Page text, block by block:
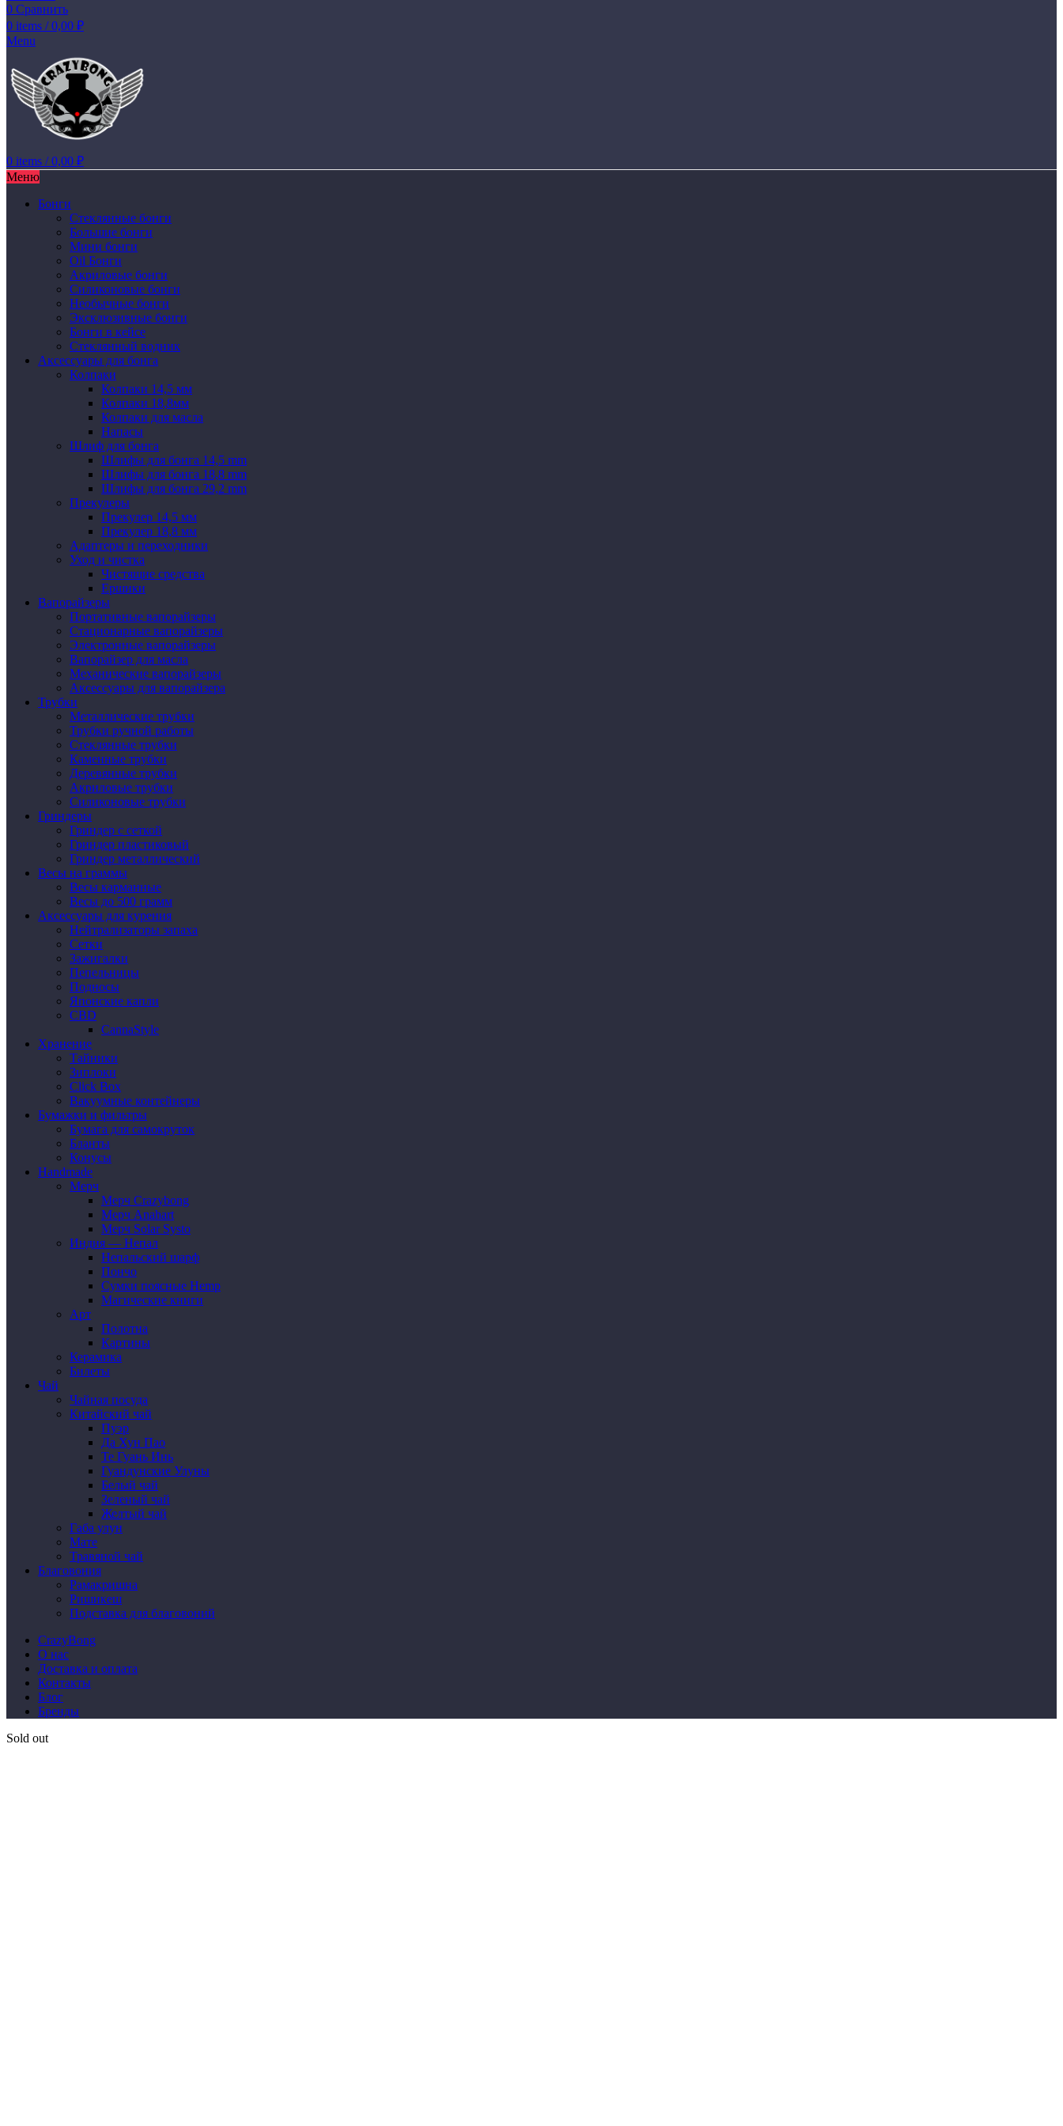
0 Сравнить
0 items / 0,00 ₽
Menu
0 items / 0,00 ₽
Меню
Бонги
Стеклянные бонги
Большие бонги
Мини бонги
Oil Бонги
Акриловые бонги
Силиконовые бонги
Необычные бонги
Эксклюзивные бонги
Бонги в кейсе
Стеклянный водник
Аксессуары для бонга
Колпаки
Колпаки 14,5 мм
Колпаки 18,8мм
Колпаки для масла
Напасы
Шлиф для бонга
Шлифы для бонга 14,5 mm
Шлифы для бонга 18,8 mm
Шлифы для бонга 29,2 mm
Прекулеры
Прекулер 14,5 мм
Прекулер 18,8 мм
Адаптеры и переходники
Уход и чистка
Чистящие средства
Ершики
Вапорайзеры
Портативные вапорайзеры
Стационарные вапорайзеры
Электронные вапорайзеры
Вапорайзер для масла
Механические вапорайзеры
Аксессуары для вапорайзера
Трубки
Металлические трубки
Трубки ручной работы
Стеклянные трубки
Каменные трубки
Деревянные трубки
Акриловые трубки
Силиконовые трубки
Гриндеры
Гриндер с сеткой
Гриндер пластиковый
Гриндер металлический
Весы на граммы
Весы карманные
Весы до 500 грамм
Аксессуары для курения
Нейтрализаторы запаха
Сетки
Зажигалки
Пепельницы
Подносы
Японские капли
CBD
CannaStyle
Хранение
Тайники
Зиплоки
Click Box
Вакуумные контейнеры
Бумажки и фильтры
Бумага для самокруток
Бланты
Конусы
Handmade
Мерч
Мерч Crazybong
Мерч Anahart
Мерч Solar Systo
Индия — Непал
Непальский шарф
Пончо
Сумки поясные Hemp
Магические книги
Арт
Полотна
Картины
Керамика
Билеты
Чай
Чайная посуда
Китайский чай
Пуэр
Да Хун Пао
Те Гуань Инь
Гуандунские Улуны
Белый чай
Зеленый чай
Желтый чай
Габа улун
Мате
Травяной чай
Благовония
Рамакришна
Ришикеш
Подставка для благовоний
CrazyBong
О нас
Доставка и оплата
Контакты
Блог
Бренды
Sold out